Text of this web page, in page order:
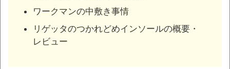
ワークマンの中敷き事情
リゲッタのつかれどめインソールの概要・
レビュー